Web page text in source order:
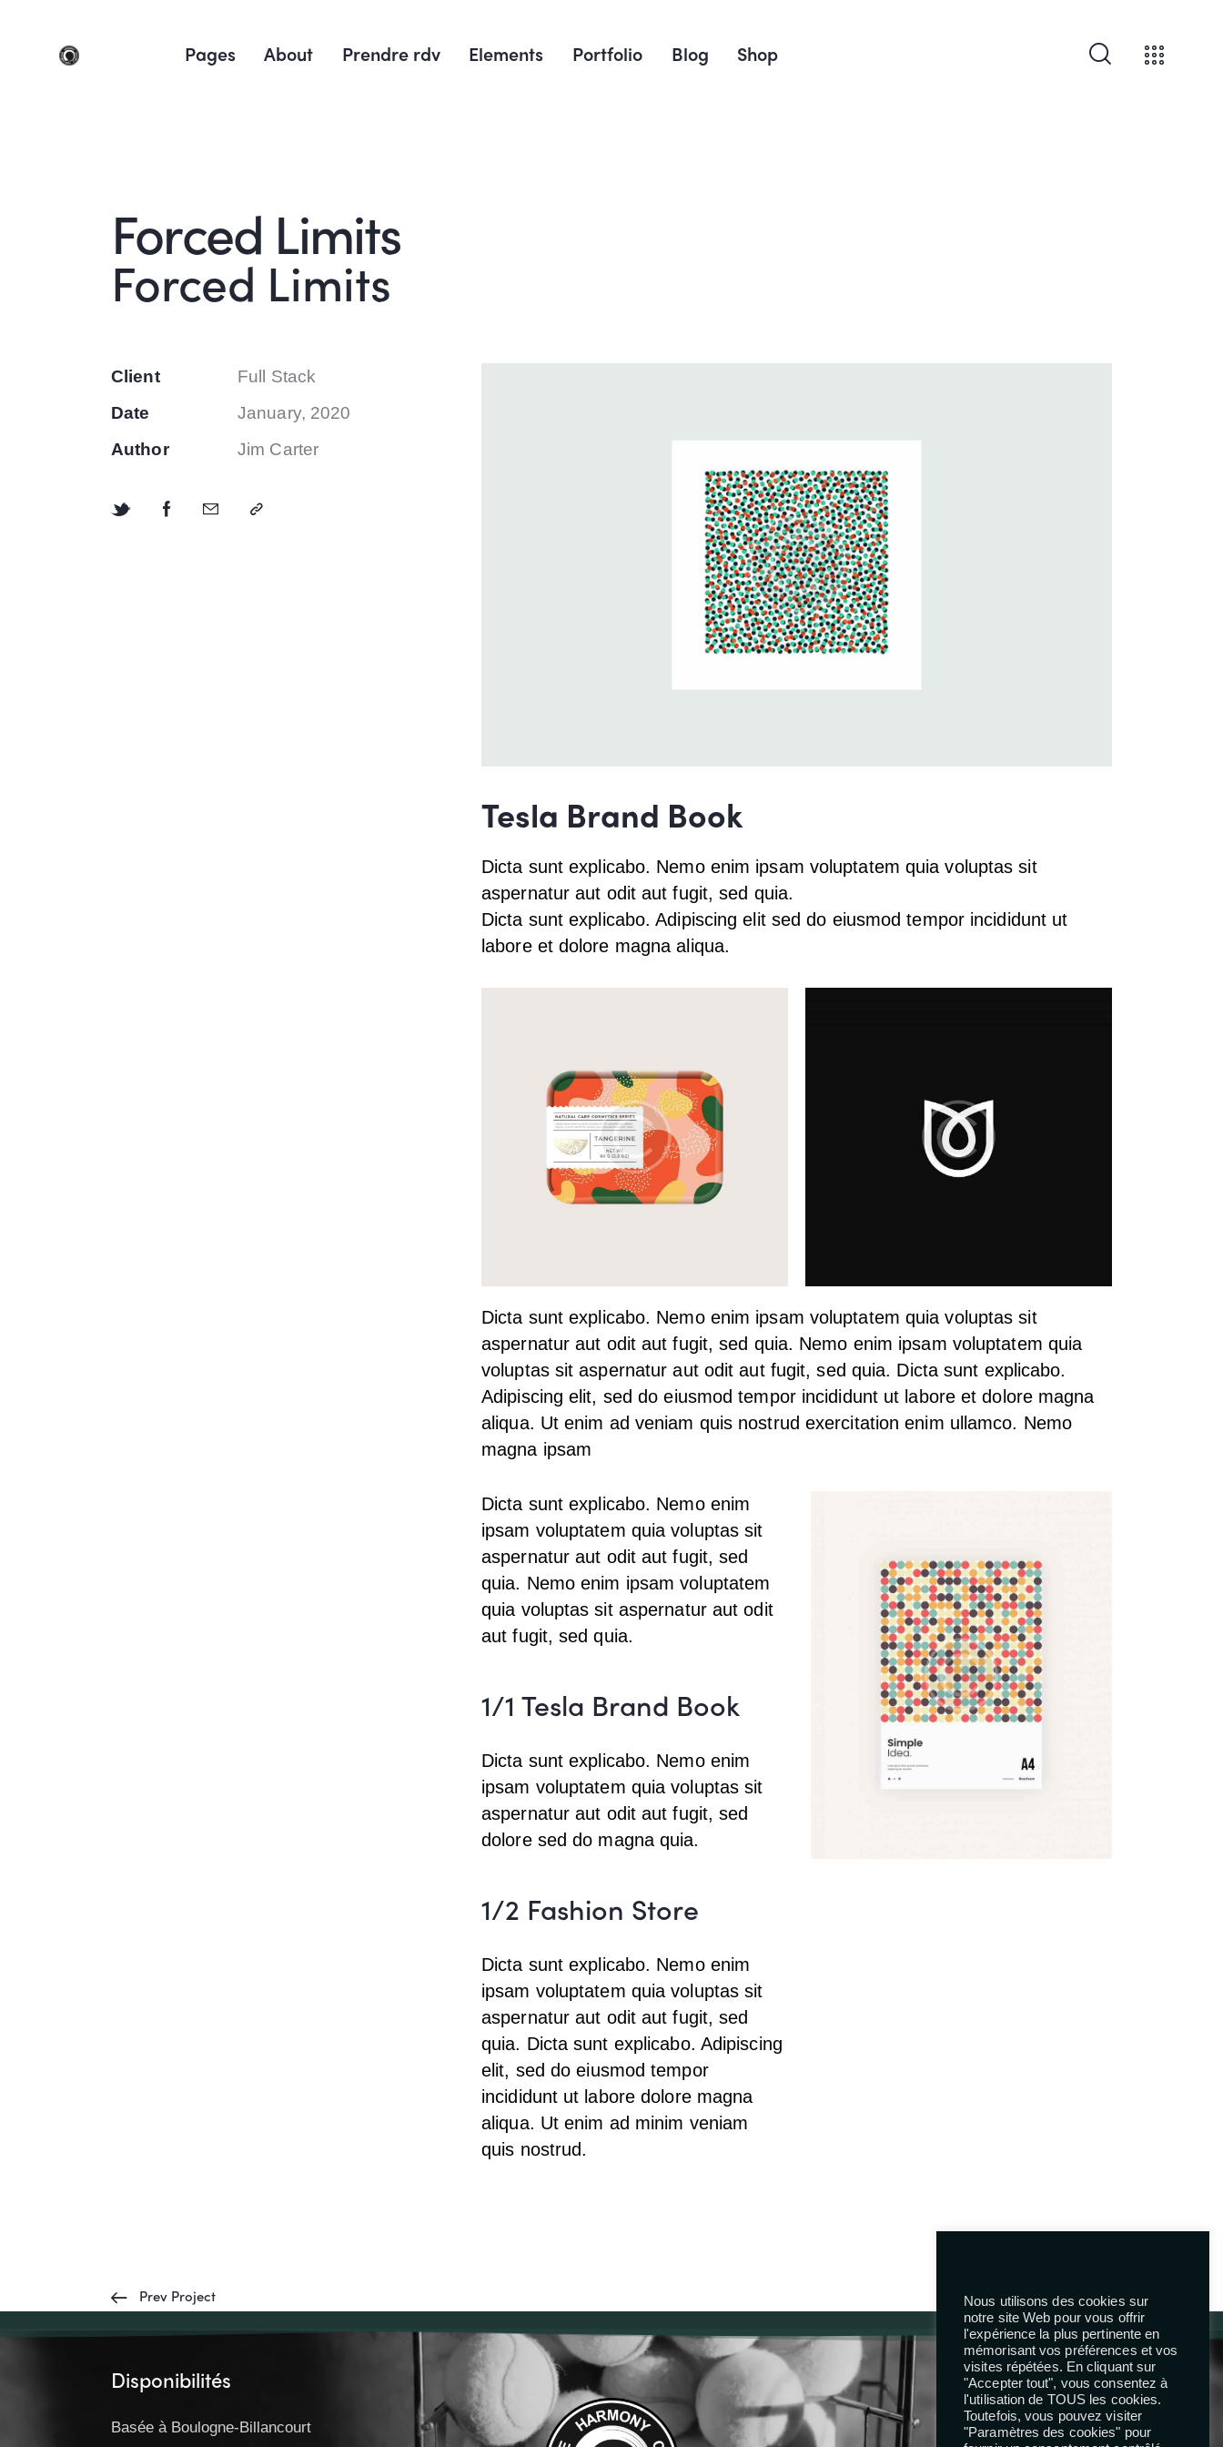
Pages About Prendre rdv Elements Portfolio Blog Shop
Forced Limits
Forced Limits
Client
Full Stack
Date
January, 2020
Author
Jim Carter
Tesla Brand Book
Dicta sunt explicabo. Nemo enim ipsam voluptatem quia voluptas sit
aspernatur aut odit aut fugit, sed quia.
Dicta sunt explicabo. Adipiscing elit sed do eiusmod tempor incididunt ut
labore et dolore magna aliqua.
Dicta sunt explicabo. Nemo enim ipsam voluptatem quia voluptas sit
aspernatur aut odit aut fugit, sed quia. Nemo enim ipsam voluptatem quia
voluptas sit aspernatur aut odit aut fugit, sed quia. Dicta sunt explicabo.
Adipiscing elit, sed do eiusmod tempor incididunt ut labore et dolore magna
aliqua. Ut enim ad veniam quis nostrud exercitation enim ullamco. Nemo
magna ipsam
Dicta sunt explicabo. Nemo enim
ipsam voluptatem quia voluptas sit
aspernatur aut odit aut fugit, sed
quia. Nemo enim ipsam voluptatem
quia voluptas sit aspernatur aut odit
aut fugit, sed quia.
1/1 Tesla Brand Book
Dicta sunt explicabo. Nemo enim
ipsam voluptatem quia voluptas sit
aspernatur aut odit aut fugit, sed
dolore sed do magna quia.
1/2 Fashion Store
Dicta sunt explicabo. Nemo enim
ipsam voluptatem quia voluptas sit
aspernatur aut odit aut fugit, sed
quia. Dicta sunt explicabo. Adipiscing
elit, sed do eiusmod tempor
incididunt ut labore dolore magna
aliqua. Ut enim ad minim veniam
quis nostrud.
Prev Project Next Project
Disponibilités
Basée à Boulogne-Billancourt
Reseaux
Nous utilisons des cookies sur
notre site Web pour vous offrir
l'expérience la plus pertinente en
mémorisant vos préférences et vos
visites répétées. En cliquant sur
"Accepter tout", vous consentez à
l'utilisation de TOUS les cookies.
Toutefois, vous pouvez visiter
"Paramètres des cookies" pour